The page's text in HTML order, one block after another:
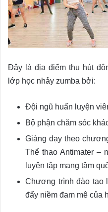
Đây là địa điểm thu hút
lớp học nhảy zumba bởi:
Đội ngũ huấn luyện
Bộ phận chăm sóc
Giảng dạy theo
Thể thao Antimater –
luyện tập mang tầm
Chương trình đào tạo
đẩy niềm đam mê của